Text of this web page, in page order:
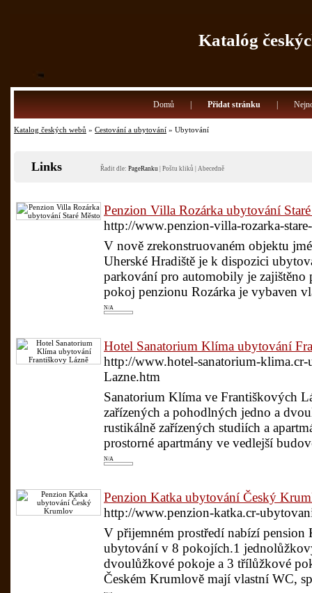
Katalóg
Domů Přidat stránku
Katalog českých webů » Cestování a ubytování » Ubytování
Links Řadit dle: PageRanku Poštu kliků Abecedně
Penzion Villa Rozárka ubytování
http://www.penzion-villa-rozarka-
V nově zrekonstruovaném objektu
Uherské Hradiště je k dispozici
parkování pro automobily je
pokoj penzionu Rozárka je vybaven
N/A
Hotel Sanatorium Klíma ubytování
http://www.hotel-sanatorium-
Lazne.htm
Sanatorium Klíma ve Františkových
zařízených a pohodlných jedno a
rustikálně zařízených studiích a
prostorné apartmány ve vedlejší
N/A
Penzion Katka ubytování Český
http://www.penzion-katka.cr-
V přijemném prostředí nabízí
ubytování v 8 pokojích.1
dvoulůžkové pokoje a 3 třílůžkové
Českém Krumlově mají vlastní WC,